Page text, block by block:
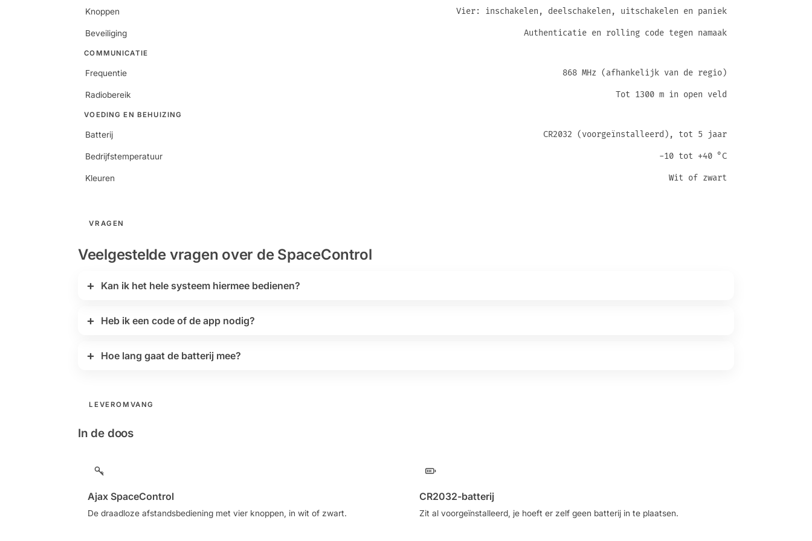
Knoppen Vier: inschakelen, deelschakelen, uitschakelen en paniek
Beveiliging Authenticatie en rolling code tegen namaak
COMMUNICATIE
Frequentie 868 MHz (afhankelijk van de regio)
Radiobereik Tot 1300 m in open veld
VOEDING EN BEHUIZING
Batterij CR2032 (voorgeïnstalleerd), tot 5 jaar
Bedrijfstemperatuur -10 tot +40 °C
Kleuren Wit of zwart
VRAGEN
Veelgestelde vragen over de SpaceControl
Kan ik het hele systeem hiermee bedienen?
Heb ik een code of de app nodig?
Hoe lang gaat de batterij mee?
LEVEROMVANG
In de doos
Ajax SpaceControl
De draadloze afstandsbediening met vier knoppen, in wit of zwart.
CR2032-batterij
Zit al voorgeïnstalleerd, je hoeft er zelf geen batterij in te plaatsen.